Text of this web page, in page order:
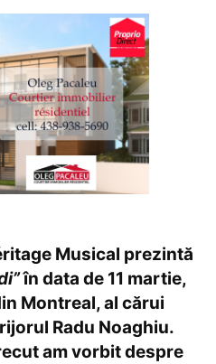
Musical prezintă
în data de 11 martie,
Montreal, al cărui
Radu Noaghiu.
am vorbit despre